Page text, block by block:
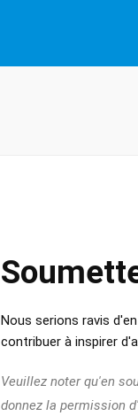
Nous serions ravis
contribuer à inspirer
Veuillez noter qu'en
donnez la permission